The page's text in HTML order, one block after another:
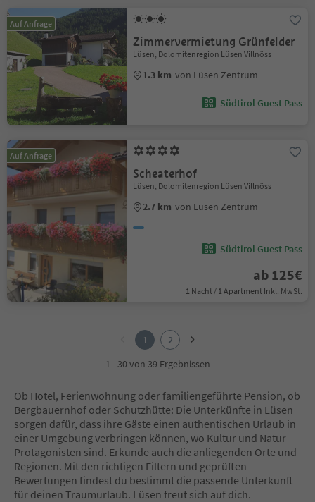
Auf Anfrage
Zimmervermietung Grünfelder
Lüsen, Dolomitenregion Lüsen Villnöss
1.3 km von Lüsen Zentrum
Südtirol Guest Pass
Auf Anfrage
Scheaterhof
Lüsen, Dolomitenregion Lüsen Villnöss
2.7 km von Lüsen Zentrum
Südtirol Guest Pass
ab 125€
1 Nacht / 1 Apartment Inkl. MwSt.
1
2
1 - 30 von 39 Ergebnissen
Ob Hotel, Ferienwohnung oder familiengeführte Pension, ob
Bergbauernhof oder Schutzhütte: Die Unterkünfte in Lüsen
sorgen dafür, dass ihre Gäste einen authentischen Urlaub in
einer Umgebung verbringen können, wo Kultur und Natur
Protagonisten sind. Erkunde auch die anliegenden Orte und
Regionen. Mit den richtigen Filtern und geprüften
Bewertungen findest du bestimmt die passende Unterkunft
für deinen Traumurlaub. Lüsen freut sich auf dich.